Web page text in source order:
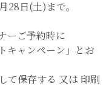
28日(土)まで。
ーご予約時に
キャンペーン」とお
て保存する 又は 印刷